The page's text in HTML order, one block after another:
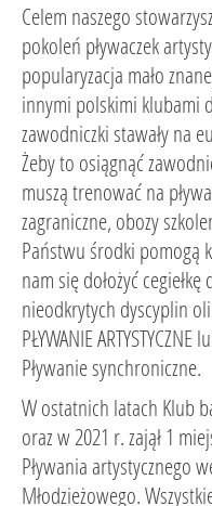
Celem naszego
pokoleń pływaczek
popularyzacja mało
innymi polskimi klubami
zawodniczki stawały na
Żeby to osiągnąć
muszą trenować na
zagraniczne, obozy
Państwu środki pomogą
nam się dołożyć
nieodkrytych dyscyplin
PŁYWANIE
Pływanie synchroniczne.
W ostatnich latach Klub
oraz w 2021 r. zajął 1
Pływania artystycznego
Młodzieżowego.